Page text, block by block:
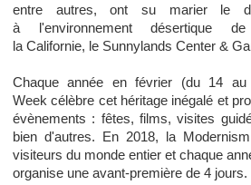
entre autres, ont su marier le
à l'environnement
la Californie, le Sunnylands Center &
Chaque année en février (du 14
Week célèbre cet héritage inégalé et
évènements : fêtes, films, visites
bien d'autres. En 2018, la
visiteurs du monde entier et chaque
organise une avant-première de 4 jours.